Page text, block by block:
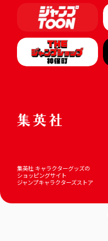
集英社 キャラクターグッズの
ショッピングサイト
ジャンプキャラクターズストア